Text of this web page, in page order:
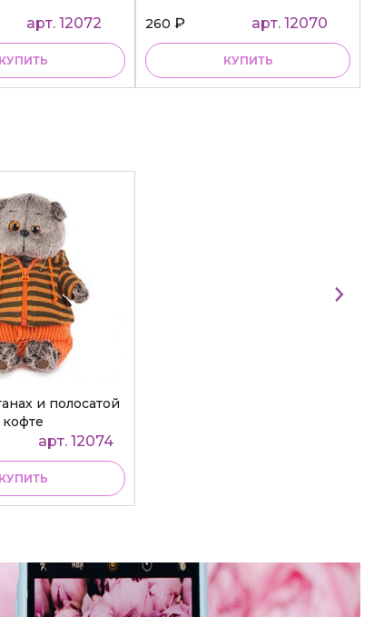
арт. 12072
КУПИТЬ
260₽ арт. 12070
КУПИТЬ
и полосатой
кофте
арт. 12074
КУПИТЬ